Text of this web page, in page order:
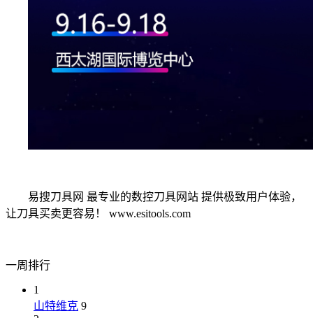
易搜刀具网 最专业的数控刀具网站 提供极致用户体验，
让刀具买卖更容易！ www.esitools.com
一周排行
1
山特维克 9